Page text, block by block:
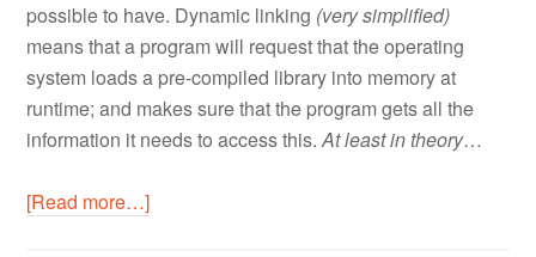
possible to have. Dynamic linking (very simplified)
means that a program will request that the operating
system loads a pre-compiled library into memory at
runtime; and makes sure that the program gets all the
information it needs to access this.Atleastintheory…
[Read more…]